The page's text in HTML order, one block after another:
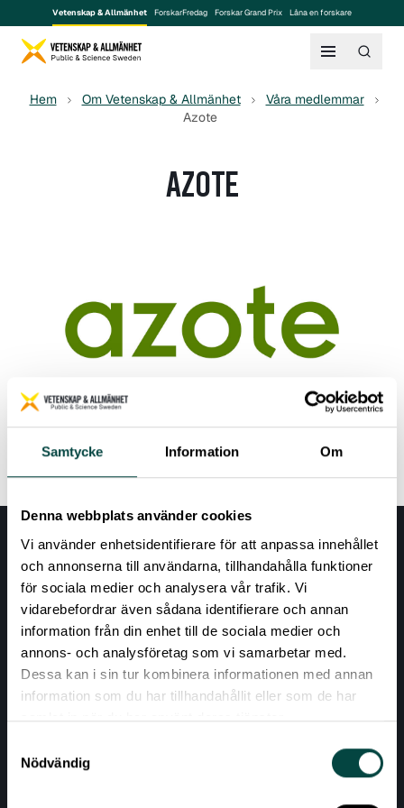
Samtycke Information Om
Denna webbplats använder cookies
Vi använder enhetsidentifierare för att anpassa innehållet
och annonserna till användarna, tillhandahålla funktioner
för sociala medier och analysera vår trafik. Vi
vidarebefordrar även sådana identifierare och annan
information från din enhet till de sociala medier och
annons- och analysföretag som vi samarbetar med.
Dessa kan i sin tur kombinera informationen med annan
information som du har tillhandahållit eller som de har
samlat in när du har använt deras tjänster.
Nödvändig
Vetenskap & Allmänhet ForskarFredag Forskar Grand Prix Låna en forskare
Hem Om Vetenskap & Allmänhet
Våra medlemmar
Azote
AZOTE
Read more
AKTUELLT
RESURSER